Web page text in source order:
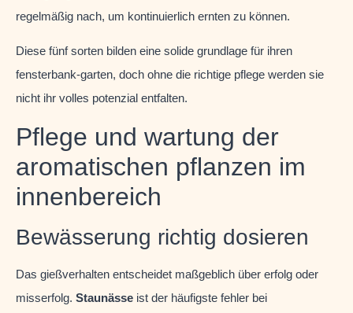
regelmäßig nach, um kontinuierlich ernten zu können.
Diese fünf sorten bilden eine solide grundlage für ihren
fensterbank-garten, doch ohne die richtige pflege werden sie
nicht ihr volles potenzial entfalten.
Pflege und wartung der
aromatischen pflanzen im
innenbereich
Bewässerung richtig dosieren
Das gießverhalten entscheidet maßgeblich über erfolg oder
misserfolg. Staunässe ist der häufigste fehler bei